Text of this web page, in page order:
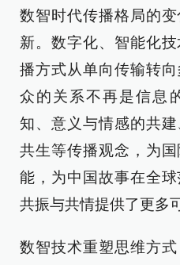
数智时代传播格局的
新。数字化、智能化
播方式从单向传输转
众的关系不再是信息
知、意义与情感的共建
共生等传播观念，为
能，为中国故事在全
共振与共情提供了更多
数智技术重塑思维方式